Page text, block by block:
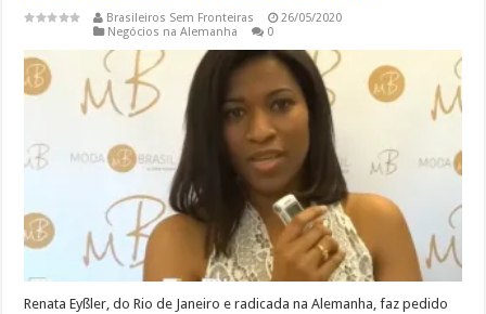
Brasileiros Sem Fronteiras
26/05/2020
Negócios na Alemanha
0
Renata Eyßler, do Rio de Janeiro e radicada na Alemanha, faz pedido